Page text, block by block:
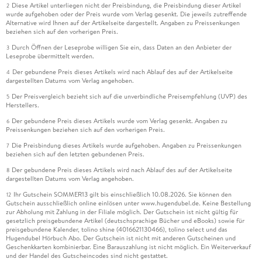
2 Diese Artikel unterliegen nicht der Preisbindung, die Preisbindung dieser Artikel
wurde aufgehoben oder der Preis wurde vom Verlag gesenkt. Die jeweils zutreffende
Alternative wird Ihnen auf der Artikelseite dargestellt. Angaben zu Preissenkungen
beziehen sich auf den vorherigen Preis.
3 Durch Öffnen der Leseprobe willigen Sie ein, dass Daten an den Anbieter der
Leseprobe übermittelt werden.
4 Der gebundene Preis dieses Artikels wird nach Ablauf des auf der Artikelseite
dargestellten Datums vom Verlag angehoben.
5 Der Preisvergleich bezieht sich auf die unverbindliche Preisempfehlung (UVP) des
Herstellers.
6 Der gebundene Preis dieses Artikels wurde vom Verlag gesenkt. Angaben zu
Preissenkungen beziehen sich auf den vorherigen Preis.
7 Die Preisbindung dieses Artikels wurde aufgehoben. Angaben zu Preissenkungen
beziehen sich auf den letzten gebundenen Preis.
8 Der gebundene Preis dieses Artikels wird nach Ablauf des auf der Artikelseite
dargestellten Datums vom Verlag angehoben.
12 Ihr Gutschein SOMMER13 gilt bis einschließlich 10.08.2026. Sie können den
Gutschein ausschließlich online einlösen unter www.hugendubel.de. Keine Bestellung
zur Abholung mit Zahlung in der Filiale möglich. Der Gutschein ist nicht gültig für
gesetzlich preisgebundene Artikel (deutschsprachige Bücher und eBooks) sowie für
preisgebundene Kalender, tolino shine (4016621130466), tolino select und das
Hugendubel Hörbuch Abo. Der Gutschein ist nicht mit anderen Gutscheinen und
Geschenkkarten kombinierbar. Eine Barauszahlung ist nicht möglich. Ein Weiterverkauf
und der Handel des Gutscheincodes sind nicht gestattet.